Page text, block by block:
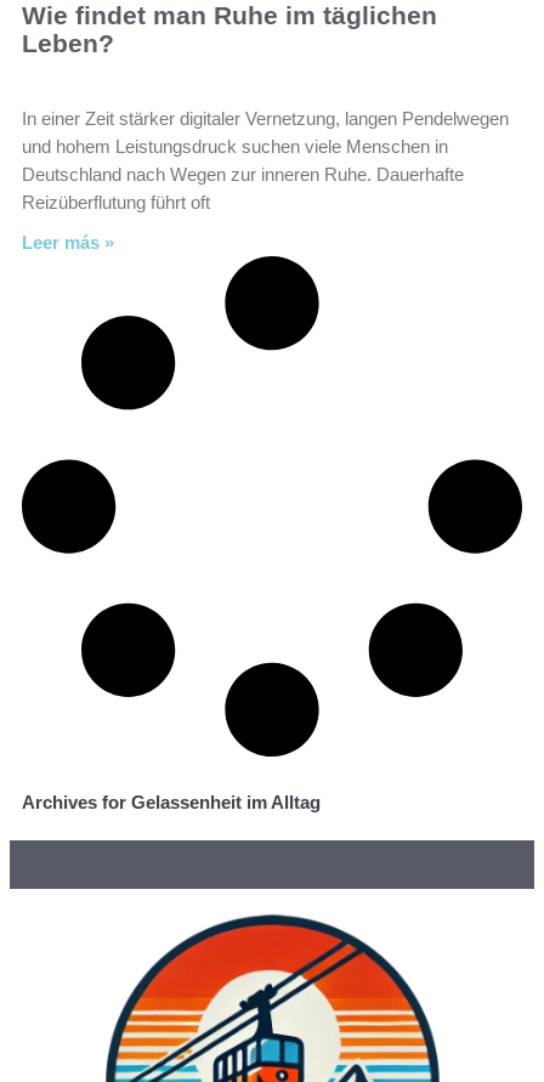
Wie findet man Ruhe im täglichen
Leben?
In einer Zeit stärker digitaler Vernetzung, langen Pendelwegen
und hohem Leistungsdruck suchen viele Menschen in
Deutschland nach Wegen zur inneren Ruhe. Dauerhafte
Reizüberflutung führt oft
Leer más »
Archives for Gelassenheit im Alltag